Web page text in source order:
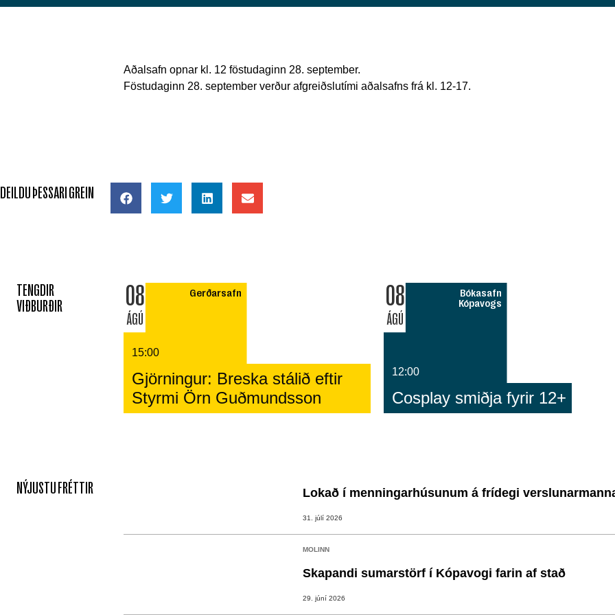
Aðalsafn opnar kl. 12 föstudaginn 28. september.
Föstudaginn 28. september verður afgreiðslutími aðalsafns frá kl. 12-17.
DEILDU ÞESSARI GREIN
TENGDIR
VIÐBURÐIR
08
ÁGÚ
Gerðarsafn
15:00
Gjörningur: Breska stálið eftir
Styrmi Örn Guðmundsson
08
ÁGÚ
Bókasafn
Kópavogs
12:00
Cosplay smiðja fyrir 12+
NÝJUSTU FRÉTTIR Lokað í menningarhúsunum á frídegi
31. júlí 2026
MOLINN
Skapandi sumarstörf í Kópavogi farin af stað
29. júní 2026